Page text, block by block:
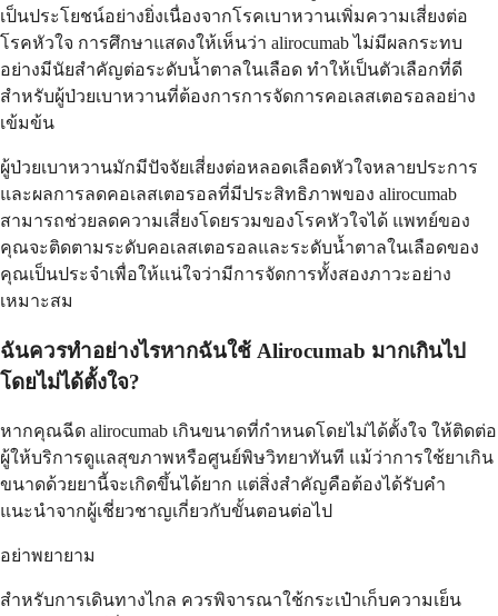
เป็นประโยชน์อย่างยิ่งเนื่องจากโรคเบาหวานเพิ่มความเสี่ยงต่อ
โรคหัวใจ การศึกษาแสดงให้เห็นว่า alirocumab ไม่มีผลกระทบ
อย่างมีนัยสำคัญต่อระดับน้ำตาลในเลือด ทำให้เป็นตัวเลือกที่ดี
สำหรับผู้ป่วยเบาหวานที่ต้องการการจัดการคอเลสเตอรอลอย่าง
เข้มข้น
ผู้ป่วยเบาหวานมักมีปัจจัยเสี่ยงต่อหลอดเลือดหัวใจหลายประการ
และผลการลดคอเลสเตอรอลที่มีประสิทธิภาพของ alirocumab
สามารถช่วยลดความเสี่ยงโดยรวมของโรคหัวใจได้ แพทย์ของ
คุณจะติดตามระดับคอเลสเตอรอลและระดับน้ำตาลในเลือดของ
คุณเป็นประจำเพื่อให้แน่ใจว่ามีการจัดการทั้งสองภาวะอย่าง
เหมาะสม
ฉันควรทำอย่างไรหากฉันใช้ Alirocumab มากเกินไป
โดยไม่ได้ตั้งใจ?
หากคุณฉีด alirocumab เกินขนาดที่กำหนดโดยไม่ได้ตั้งใจ ให้ติดต่อ
ผู้ให้บริการดูแลสุขภาพหรือศูนย์พิษวิทยาทันที แม้ว่าการใช้ยาเกิน
ขนาดด้วยยานี้จะเกิดขึ้นได้ยาก แต่สิ่งสำคัญคือต้องได้รับคำ
แนะนำจากผู้เชี่ยวชาญเกี่ยวกับขั้นตอนต่อไป
อย่าพยายาม
สำหรับการเดินทางไกล ควรพิจารณาใช้กระเป๋าเก็บความเย็น